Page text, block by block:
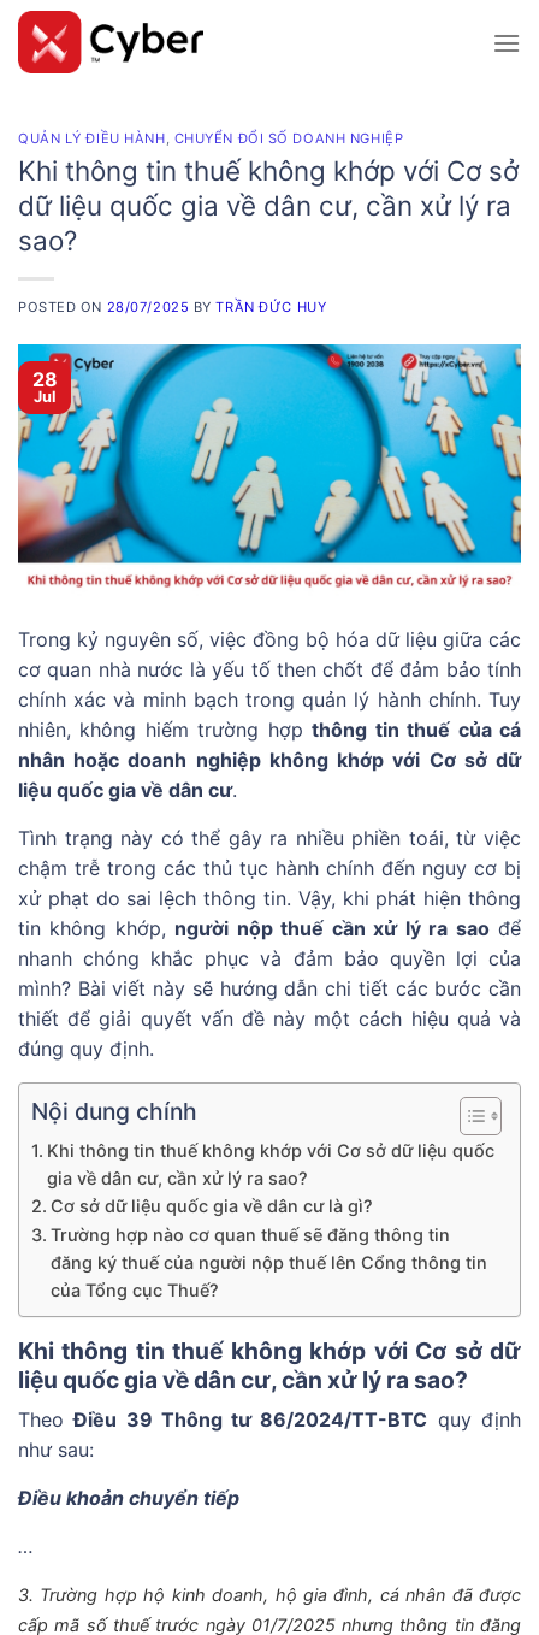
Skip
content
QUẢN LÝ ĐIỀU HÀNH, CHUYỂN ĐỔI SỐ DOANH NGHIỆP
Khi thông tin thuế không khớp với Cơ sở
dữ liệu quốc gia về dân cư, cần xử lý ra
sao?
POSTED ON 28/07/2025 BYTRẦN ĐỨC HUY
28
Jul
Trong kỷ nguyên số, việc đồng bộ hóa dữ liệu giữa các
cơ quan nhà nước là yếu tố then chốt để đảm bảo tính
chính xác và minh bạch trong quản lý hành chính. Tuy
nhiên, không hiếm trường hợpthông tin thuế của cá
nhân hoặc doanh nghiệp không khớp với Cơ sở dữ
liệu quốc gia về dân cư.
Tình trạng này có thể gây ra nhiều phiền toái, từ việc
chậm trễ trong các thủ tục hành chính đến nguy cơ bị
xử phạt do sai lệch thông tin. Vậy, khi phát hiện thông
tin không khớp, người nộp thuế cần xử lý ra saođể
nhanh chóng khắc phục và đảm bảo quyền lợi của
mình? Bài viết này sẽ hướng dẫn chi tiết các bước cần
thiết để giải quyết vấn đề này một cách hiệu quả và
đúng quy định.
Nội dung chính
Khi thông tin thuế không khớp với Cơ sở dữ liệu quốc
gia về dân cư, cần xử lý ra sao?
Cơ sở dữ liệu quốc gia về dân cư là gì?
Trường hợp nào cơ quan thuế sẽ đăng thông tin
đăng ký thuế của người nộp thuế lên Cổng thông tin
của Tổng cục Thuế?
Khi thông tin thuế không khớp với Cơ sở dữ
liệu quốc gia về dân cư, cần xử lý ra sao?
TheoĐiều 39 Thông tư 86/2024/TT-BTC quy định
như sau:
Điều khoản chuyển tiếp
…
3. Trường hợp hộ kinh doanh, hộ gia đình, cá nhân đã được
cấp mã số thuế trước ngày 01/7/2025 nhưng thông tin đăng